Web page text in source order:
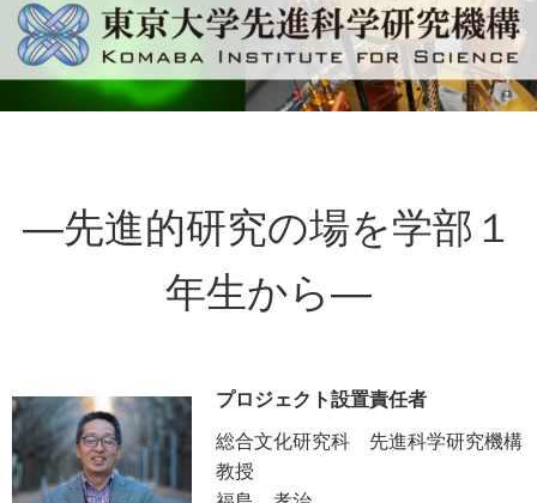
—先進的研究の場を学部１
年生から—
プロジェクト設置責任者
総合文化研究科 先進科学研究機構
教授